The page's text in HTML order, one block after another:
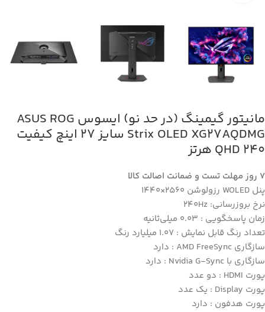
مانیتور گیمینگ (در حد نو) ایسوس ASUS ROG
Strix OLED XG27AQDMG سایز ۲۷ اینچ کیفیت
QHD ۲۴۰ هرتز
7 روز مهلت تست و ضمانت اصالت کالا
پنل WOLED رزولوشن 2560×1440
نرخ بروزرسانی: 240Hz
زمان پاسخگویی : 0.03 میلی‌ثانیه
تعداد رنگ قابل نمایش : 1.07 میلیارد رنگ
سازگاری AMD FreeSync : دارد
سازگاری با Nvidia G-Sync : دارد
پورت HDMI : دو عدد
پورت Display : یک عدد
پورت هدفون : دارد